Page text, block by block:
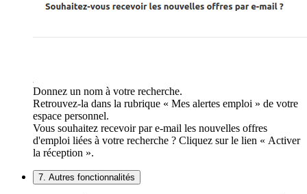
Donnez un nom à votre recherche.
Retrouvez-la dans la rubrique « Mes alertes emploi » de votre
espace personnel.
Vous souhaitez recevoir par e-mail les nouvelles offres
d'emploi liées à votre recherche ? Cliquez sur le lien « Activer
la réception ».
7. Autres fonctionnalités